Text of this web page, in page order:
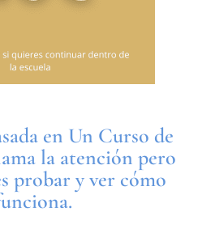
en Un Curso de
la atención pero
probar y ver cómo